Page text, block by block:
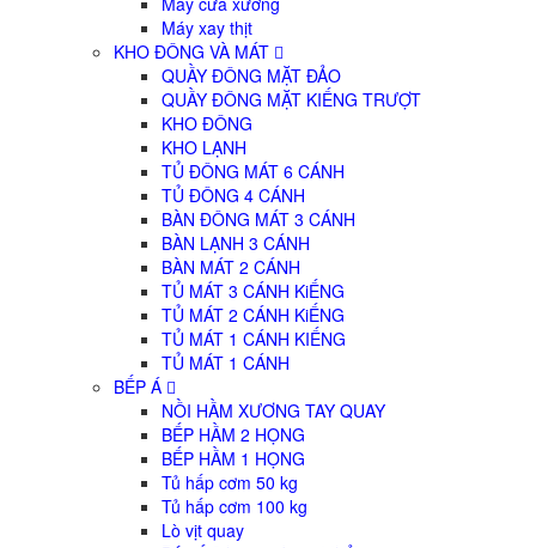
Máy xay thịt
KHO ĐÔNG VÀ MÁT
QUẦY ĐÔNG MẶT ĐẢO
QUẦY ĐÔNG MẶT KIẾNG TRƯỢT
KHO ĐÔNG
KHO LẠNH
TỦ ĐÔNG MÁT 6 CÁNH
TỦ ĐÔNG 4 CÁNH
BÀN ĐÔNG MÁT 3 CÁNH
BÀN LẠNH 3 CÁNH
BÀN MÁT 2 CÁNH
TỦ MÁT 3 CÁNH KiẾNG
TỦ MÁT 2 CÁNH KiẾNG
TỦ MÁT 1 CÁNH KIẾNG
TỦ MÁT 1 CÁNH
BẾP Á
NỒI HẦM XƯƠNG TAY QUAY
BẾP HẦM 2 HỌNG
BẾP HẦM 1 HỌNG
Tủ hấp cơm 50 kg
Tủ hấp cơm 100 kg
Lò vịt quay